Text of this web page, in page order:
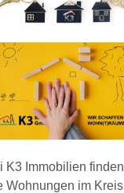
K3 Immobilien finden
Wohnungen im Kreis